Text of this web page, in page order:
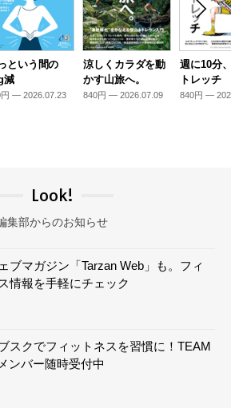
という間の
減
円 — 2026.07.23
涼しくカラダを動
かす山旅へ。
840円 — 2026.07.09
週に10分
トレッチ
840円 —
Look!
集部からのお知らせ
ブマガジン「Tarzan Web」も。フィ
情報を手軽にチェック
スクでフィットネスを習慣に！TEAM
ンバー随時受付中